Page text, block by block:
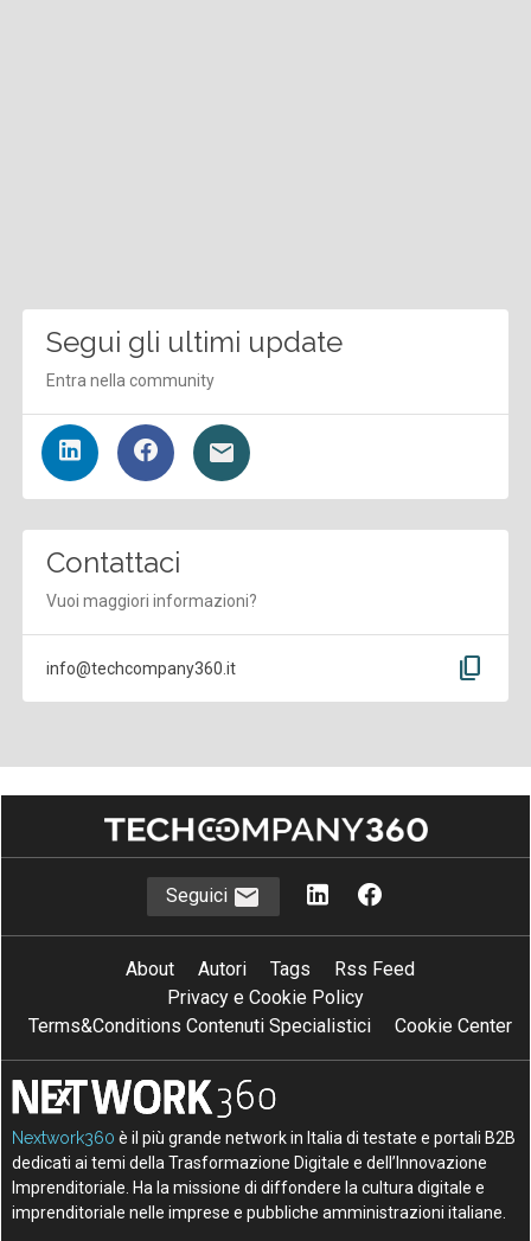
Segui gli ultimi update
Entra nella community
Contattaci
Vuoi maggiori informazioni?
info@techcompany360.it content_copy
Seguici
About Autori Tags
Rss Feed
Privacy e Cookie Policy
Terms&Conditions Contenuti Specialistici
Cookie Center
Nextwork360 è il più grande network in Italia di testate e portali B2B
dedicati ai temi della Trasformazione Digitale e dell’Innovazione
Imprenditoriale. Ha la missione di diffondere la cultura digitale e
imprenditoriale nelle imprese e pubbliche amministrazioni italiane.